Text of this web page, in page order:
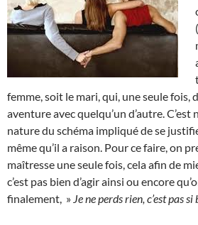
femme, soit le mari, qui, une seule fois,
aventure avec quelqu’un d’autre.
nature du schéma impliqué de se
même qu’il a raison. Pour ce faire, on
maîtresse une seule fois, cela afin de
c’est pas bien d’agir ainsi ou encore
finalement, » Je ne perds rien, c’est pas